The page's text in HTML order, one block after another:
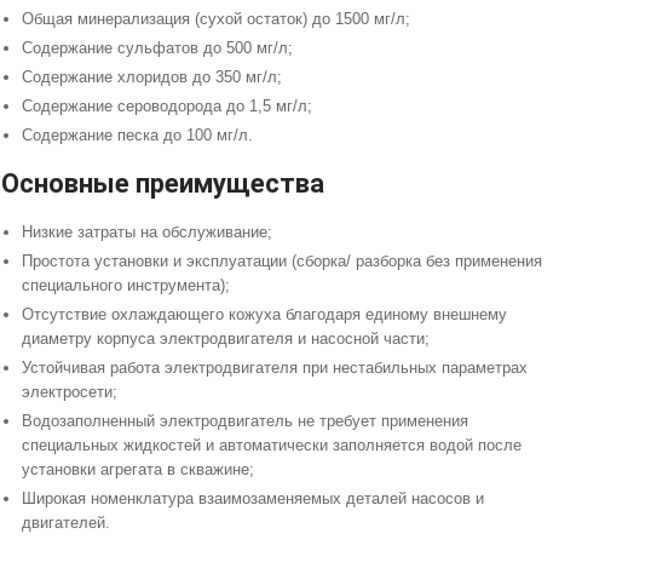
Общая минерализация (сухой остаток) до 1500 мг/л;
Содержание сульфатов до 500 мг/л;
Содержание хлоридов до 350 мг/л;
Содержание сероводорода до 1,5 мг/л;
Содержание песка до 100 мг/л.
Основные преимущества
Низкие затраты на обслуживание;
Простота установки и эксплуатации (сборка/ разборка без применения
специального инструмента);
Отсутствие охлаждающего кожуха благодаря единому внешнему
диаметру корпуса электродвигателя и насосной части;
Устойчивая работа электродвигателя при нестабильных параметрах
электросети;
Водозаполненный электродвигатель не требует применения
специальных жидкостей и автоматически заполняется водой после
установки агрегата в скважине;
Широкая номенклатура взаимозаменяемых деталей насосов и
двигателей.